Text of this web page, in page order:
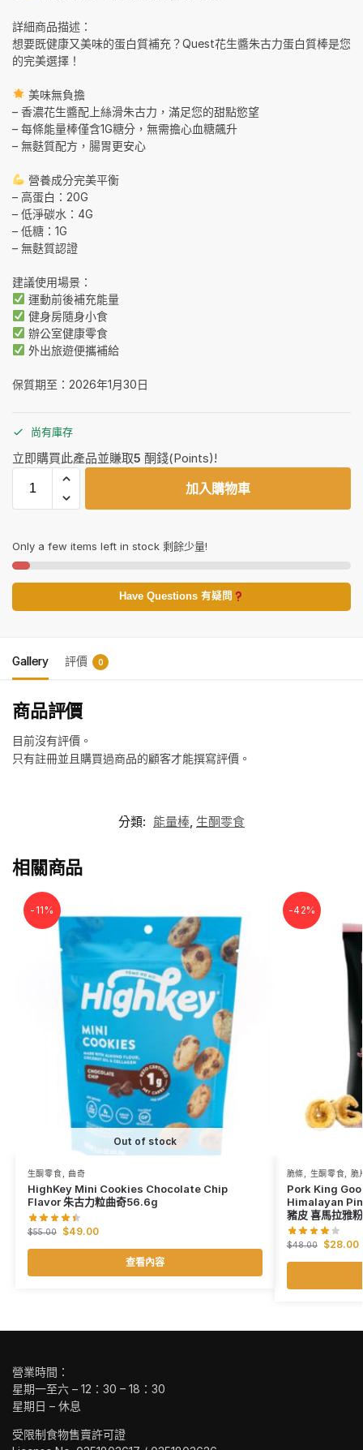
詳細商品描述：
想要既健康又美味的蛋白質補充？Quest花生醬朱古力蛋白質棒是您
的完美選擇！
美味無負擔
– 香濃花生醬配上絲滑朱古力，滿足您的甜點慾望
– 每條能量棒僅含1G糖分，無需擔心血糖飆升
– 無麩質配方，腸胃更安心
營養成分完美平衡
– 高蛋白：20G
– 低淨碳水：4G
– 低糖：1G
– 無麩質認證
建議使用場景：
運動前後補充能量
健身房隨身小食
辦公室健康零食
外出旅遊便攜補給
保質期至：2026年1月30日
尚有庫存
立即購買此產品並賺取5 酮錢(Points)!
加入購物車
Only a few items left in stock 剩餘少量!
Have Questions 有疑問
Gallery 評價 0
商品評價
目前沒有評價。
只有註冊並且購買過商品的顧客才能撰寫評價。
分類: 能量棒, 生酮零食
相關商品
-11%
Out of stock
生酮零食, 曲奇
HighKey Mini Cookies Chocolate Chip
Flavor 朱古力粒曲奇56.6g
$55.00 $49.00
查看內容
-42%
脆條, 生酮零食, 脆
Pork King
Himalayan
豬皮 喜馬拉雅
$48.00 $28.00
營業時間：
星期一至六 – 12：30 – 18：30
星期日 – 休息
受限制食物售賣許可證